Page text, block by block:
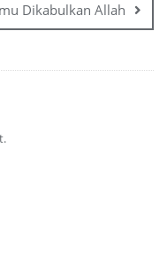
Dikabulkan Allah